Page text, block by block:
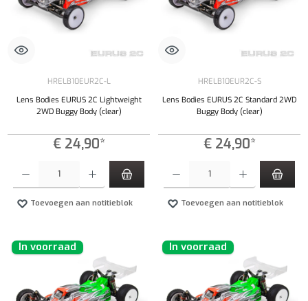
HRELB10EUR2C-L
Lens Bodies EURUS 2C Lightweight
2WD Buggy Body (clear)
€ 24,90*
Toevoegen aan notitieblok
HRELB10EUR2C-S
Lens Bodies EURUS 2C Standard 2WD
Buggy Body (clear)
€ 24,90*
Toevoegen aan notitieblok
In voorraad In voorraad